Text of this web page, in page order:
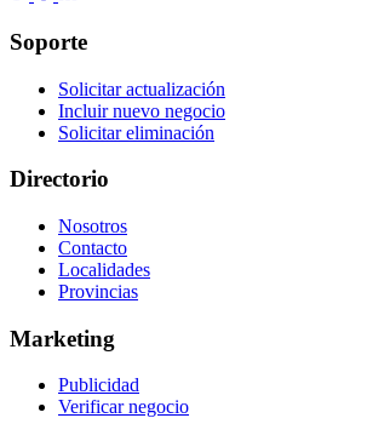
Soporte
Solicitar actualización
Incluir nuevo negocio
Solicitar eliminación
Directorio
Nosotros
Contacto
Localidades
Provincias
Marketing
Publicidad
Verificar negocio